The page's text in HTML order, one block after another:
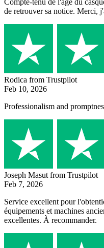
Compte-tenu de l'âge du
de retrouver sa notice. Merci,
Rodica from Trustpilot
Feb 10, 2026
Professionalism and
Joseph Masut from Trustpilot
Feb 7, 2026
Service excellent pour
équipements et machines
excellentes. À recommander.